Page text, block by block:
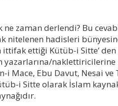
ne zaman derlendi? Bu
nitelenen hadisleri
ettiği Kütüb-i Sitte’
i Mace, Ebu Davut, Nesai
i Sitte olarak İslam